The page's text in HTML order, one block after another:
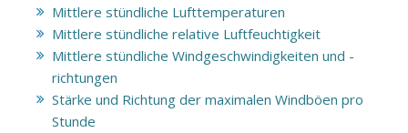
Mittlere stündliche Lufttemperaturen
Mittlere stündliche relative Luftfeuchtigkeit
Mittlere stündliche Windgeschwindigkeiten und -
richtungen
Stärke und Richtung der maximalen Windböen pro
Stunde